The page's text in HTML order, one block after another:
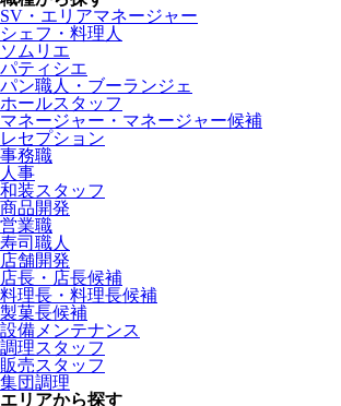
SV・エリアマネージャー
シェフ・料理人
ソムリエ
パティシエ
パン職人・ブーランジェ
ホールスタッフ
マネージャー・マネージャー候補
レセプション
事務職
人事
和装スタッフ
商品開発
営業職
寿司職人
店舗開発
店長・店長候補
料理長・料理長候補
製菓長候補
設備メンテナンス
調理スタッフ
販売スタッフ
集団調理
エリアから探す